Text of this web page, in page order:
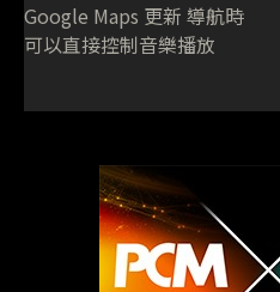
Google Maps 更新 導航時
可以直接控制音樂播放